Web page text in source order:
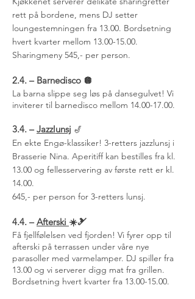
rett på bordene, mens DJ setter
loungestemningen fra 13.00. Bordsetning
hvert kvarter mellom 13.00-15.00.
Sharingmeny 545,- per person.
2.4. – Barnedisco 🪩
La barna slippe seg løs på dansegulvet! Vi
inviterer til barnedisco mellom 14.00-17.00.
3.4. – Jazzlunsj 🎷
En ekte Engø-klassiker! 3-retters jazzlunsj i
Brasserie Nina. Aperitiff kan bestilles fra kl.
13.00 og fellesservering av første rett er kl.
14.00.
645,- per person for 3-retters lunsj.
4.4. – Afterski ☀️🎿
Få fjellfølelsen ved fjorden! Vi fyrer opp til
afterski på terrassen under våre nye
parasoller med varmelamper. DJ spiller fra
13.00 og vi serverer digg mat fra grillen.
Bordsetning hvert kvarter fra 13.00-15.00.